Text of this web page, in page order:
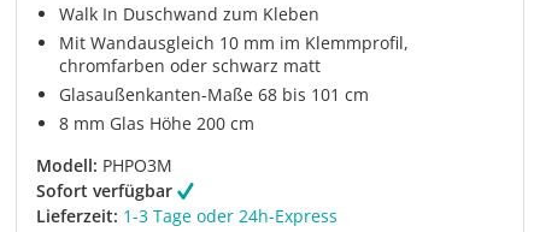
Walk In Duschwand zum Kleben
Mit Wandausgleich 10 mm im Klemmprofil,
chromfarben oder schwarz matt
Glasaußenkanten-Maße 68 bis 101 cm
8 mm Glas Höhe 200 cm
Modell: PHPO3M
Sofort verfügbar
Lieferzeit: 1-3 Tage oder 24h-Express